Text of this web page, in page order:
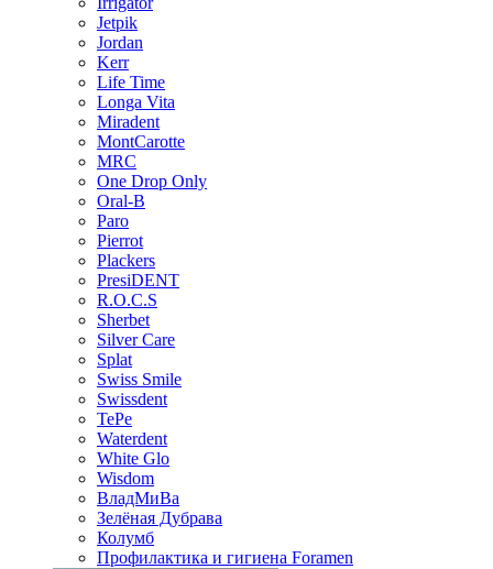
Jetpik
Jordan
Kerr
Life Time
Longa Vita
Miradent
MontCarotte
MRC
One Drop Only
Oral-B
Paro
Pierrot
Plackers
PresiDENT
R.O.C.S
Sherbet
Silver Care
Splat
Swiss Smile
Swissdent
TePe
Waterdent
White Glo
Wisdom
ВладМиВа
Зелёная Дубрава
Колумб
Профилактика и гигиена Foramen